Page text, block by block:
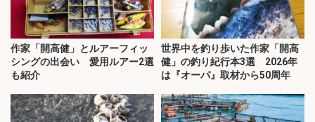
作家「開高健」とルアーフィッ
シングの出会い 愛用ルアー2選
も紹介
世界中を釣り歩いた作家「開高
健」の釣り紀行本3選 2026年
は『オーパ』取材から50周年